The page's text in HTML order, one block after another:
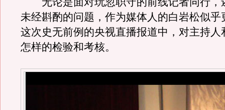
未经斟酌的问题，作为媒体人的白岩松似乎
这次史无前例的央视直播报道中，对主持人
怎样的检验和考核。